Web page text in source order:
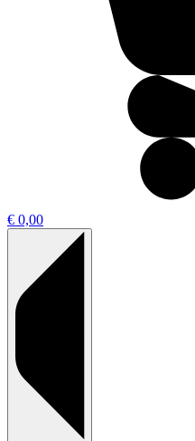
€ 0,00